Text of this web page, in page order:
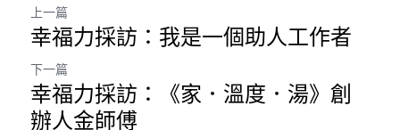
上一篇
幸福力採訪：我是一個助人工作者
下一篇
幸福力採訪：《家．溫度．湯》創
辦人金師傅